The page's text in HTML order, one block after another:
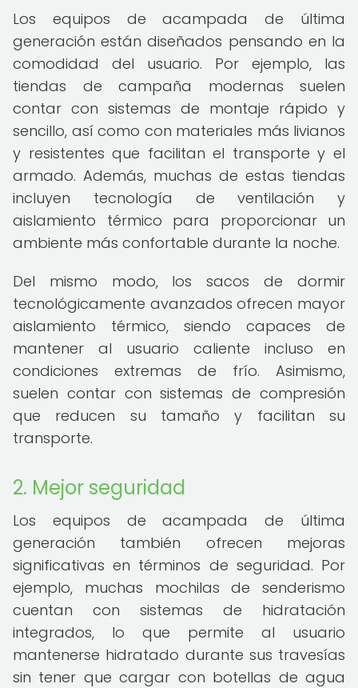
Los equipos de acampada de última
generación están diseñados pensando en la
comodidad del usuario. Por ejemplo, las
tiendas de campaña modernas suelen
contar con sistemas de montaje rápido y
sencillo, así como con materiales más livianos
y resistentes que facilitan el transporte y el
armado. Además, muchas de estas tiendas
incluyen tecnología de ventilación y
aislamiento térmico para proporcionar un
ambiente más confortable durante la noche.
Del mismo modo, los sacos de dormir
tecnológicamente avanzados ofrecen mayor
aislamiento térmico, siendo capaces de
mantener al usuario caliente incluso en
condiciones extremas de frío. Asimismo,
suelen contar con sistemas de compresión
que reducen su tamaño y facilitan su
transporte.
2. Mejor seguridad
Los equipos de acampada de última
generación también ofrecen mejoras
significativas en términos de seguridad. Por
ejemplo, muchas mochilas de senderismo
cuentan con sistemas de hidratación
integrados, lo que permite al usuario
mantenerse hidratado durante sus travesías
sin tener que cargar con botellas de agua